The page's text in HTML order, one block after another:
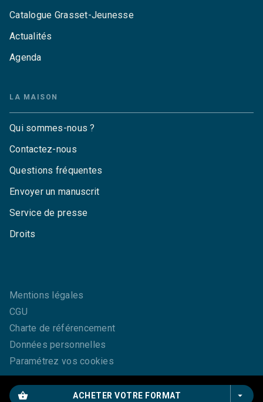
shopping_basket ACHETER VOTRE FORMAT arrow_drop_down
Catalogue Grasset-Jeunesse
Actualités
Agenda
LA MAISON
Qui sommes-nous ?
Contactez-nous
Questions fréquentes
Envoyer un manuscrit
Service de presse
Droits
Mentions légales
CGU
Charte de référencement
Données personnelles
Paramétrez vos cookies